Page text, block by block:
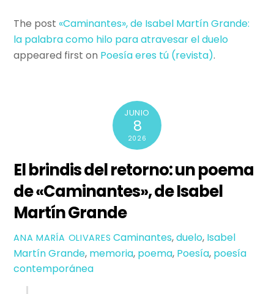
The post «Caminantes», de Isabel Martín Grande:
la palabra como hilo para atravesar el duelo
appeared first on Poesí­a eres tú (revista).
JUNIO
8
2026
El brindis del retorno: un poema
de «Caminantes», de Isabel
Martín Grande
ANA MARÍA OLIVARES Caminantes,duelo, Isabel
Martín Grande, memoria, poema, Poesía, poesía
contemporánea